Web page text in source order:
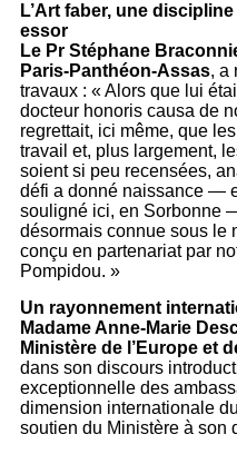
L’Art faber, une
essor
Le Pr Stéphane
Paris-Panthéon-Assas, a
travaux : « Alors que lui
docteur honoris causa de
regrettait, ici même, que
travail et, plus largement,
soient si peu recensées,
défi a donné naissance —
souligné ici, en Sorbonne
désormais connue sous le
conçu en partenariat par
Pompidou. »
Un rayonnement
Madame Anne-Marie
Ministère de l’Europe et
dans son discours
exceptionnelle des
dimension internationale
soutien du Ministère à son